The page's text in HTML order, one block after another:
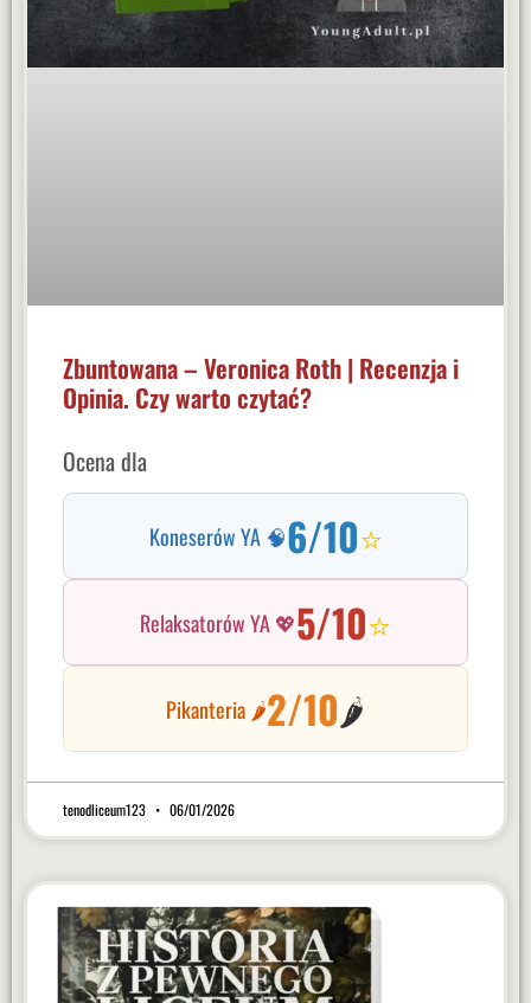
Zbuntowana – Veronica Roth | Recenzja i
Opinia. Czy warto czytać?
Ocena dla
Koneserów YA 🧠6/10⭐
Relaksatorów YA 💖5/10⭐
Pikanteria 🌶️2/10🌶️
tenodliceum123 06/01/2026